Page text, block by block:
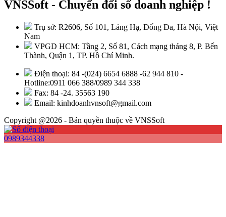
VNSSoft - Chuyển đổi số doanh nghiệp !
Trụ sở: R2606, Số 101, Láng Hạ, Đống Đa, Hà Nội, Việt
Nam
VPGD HCM: Tầng 2, Số 81, Cách mạng tháng 8, P. Bến
Thành, Quận 1, TP. Hồ Chí Minh.
Điện thoại: 84 -(024) 6654 6888 -62 944 810 -
Hotline:0911 066 388/0989 344 338
Fax: 84 -24. 35563 190
Email: kinhdoanhvnsoft@gmail.com
Copyright @2026 - Bản quyền thuộc về VNSSoft
0989344338